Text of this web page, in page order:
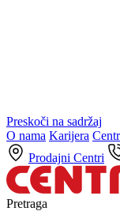
Preskoči na sadržaj
O nama Karijera
Prodajni Centri
Pretraga